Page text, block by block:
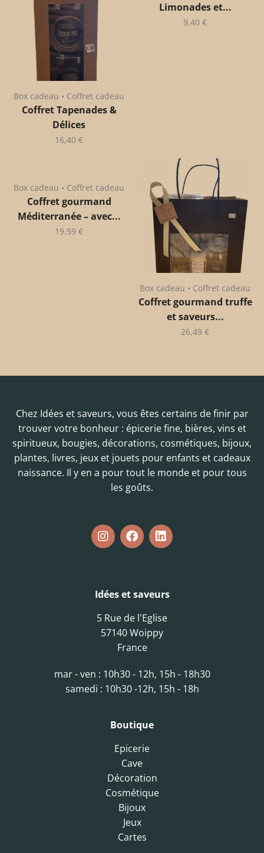
Box cadeau • Coffret cadeau
Coffret Tapenades &
Délices
16,40 €
Limonades et...
9,40 €
Box cadeau • Coffret cadeau
Coffret gourmand
Méditerranée – avec...
19,59 €
Box cadeau • Coffret cadeau
Coffret gourmand truffe
et saveurs...
26,49 €
Chez Idées et saveurs, vous êtes certains de finir par
trouver votre bonheur : épicerie fine, bières, vins et
spiritueux, bougies, décorations, cosmétiques, bijoux,
plantes, livres, jeux et jouets pour enfants et cadeaux
naissance. Il y en a pour tout le monde et pour tous
les goûts.
Idées et saveurs
5 Rue de l'Eglise
57140 Woippy
France
mar - ven : 10h30 - 12h, 15h - 18h30
samedi : 10h30 -12h, 15h - 18h
Boutique
Epicerie
Cave
Décoration
Cosmétique
Bijoux
Jeux
Cartes